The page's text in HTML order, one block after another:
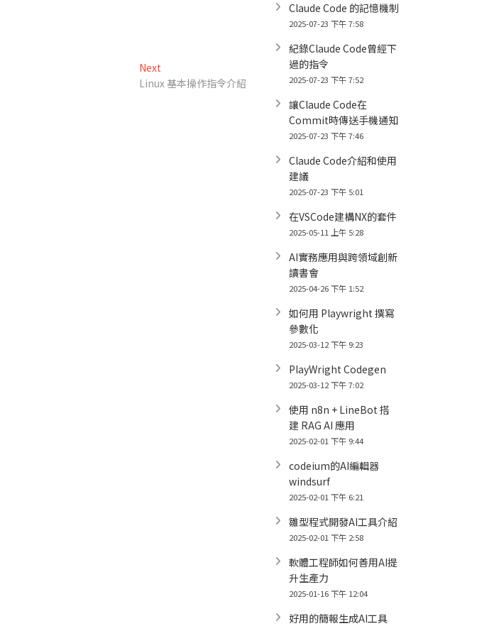
NextNext
post:
Linux 基本操作指令介紹
Claude Code 的記憶機制
2025-07-23 下午 7:58
紀錄Claude Code曾經下
過的指令
2025-07-23 下午 7:52
讓Claude Code在
Commit時傳送手機通知
2025-07-23 下午 7:46
Claude Code介紹和使用
建議
2025-07-23 下午 5:01
在VSCode建構NX的套件
2025-05-11 上午 5:28
AI實務應用與跨領域創新
讀書會
2025-04-26 下午 1:52
如何用 Playwright 撰寫
參數化
2025-03-12 下午 9:23
PlayWright Codegen
2025-03-12 下午 7:02
使用 n8n + LineBot 搭
建 RAG AI 應用
2025-02-01 下午 9:44
codeium的AI編輯器
windsurf
2025-02-01 下午 6:21
雛型程式開發AI工具介紹
2025-02-01 下午 2:58
軟體工程師如何善用AI提
升生產力
2025-01-16 下午 12:04
好用的簡報生成AI工具